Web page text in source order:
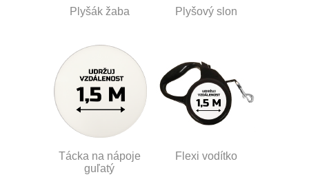
Plyšák žaba Plyšový slon
Tácka na nápoje
guľatý
Flexi vodítko